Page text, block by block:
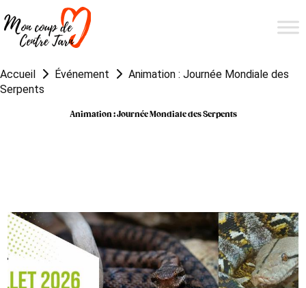
Accueil Événement
Animation : Journée Mondiale des
Serpents
Animation : Journée Mondiale des Serpents